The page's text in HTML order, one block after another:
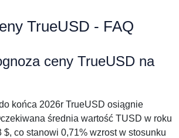
TrueUSD - FAQ
ceny TrueUSD na
końca 2026r TrueUSD osiągnie
średnia wartość TUSD w roku
$, co stanowi 0,71% wzrost w stosunku